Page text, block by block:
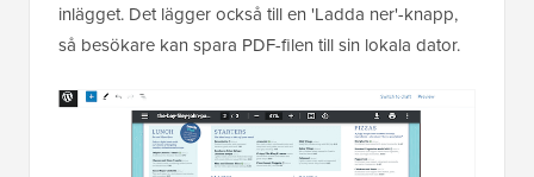
inlägget. Det lägger också till en 'Ladda ner'-knapp,
så besökare kan spara PDF-filen till sin lokala dator.